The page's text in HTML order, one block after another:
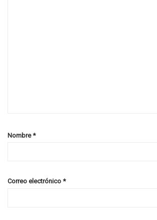
Nombre*
Correo electrónico *